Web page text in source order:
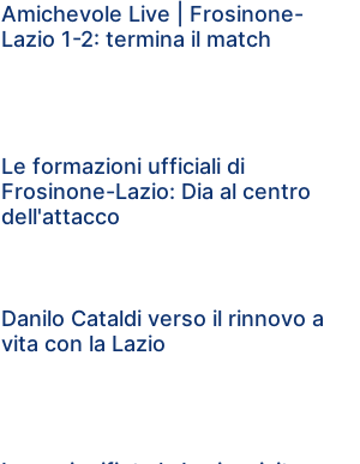
Amichevole Live | Frosinone-
Lazio 1-2: termina il match
Le formazioni ufficiali di
Frosinone-Lazio: Dia al centro
dell'attacco
Danilo Cataldi verso il rinnovo a
vita con la Lazio